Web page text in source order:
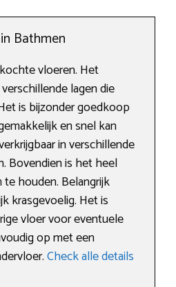
Bathmen
vloeren. Het
lagen die
is bijzonder goedkoop
en snel kan
in verschillende
Bovendien is het heel
houden. Belangrijk
krasgevoelig. Het is
vloer voor eventuele
op met een
Check alle details